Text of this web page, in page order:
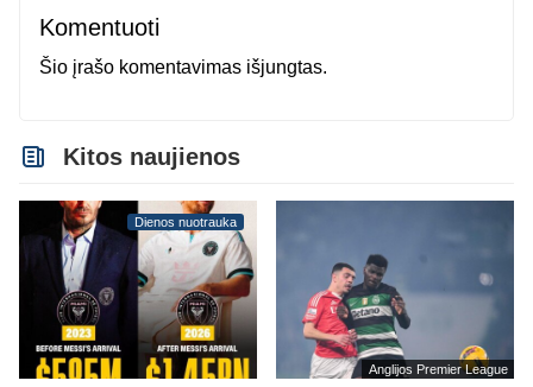
Komentuoti
Šio įrašo komentavimas išjungtas.
Kitos naujienos
Dienos nuotrauka
Anglijos Premier League